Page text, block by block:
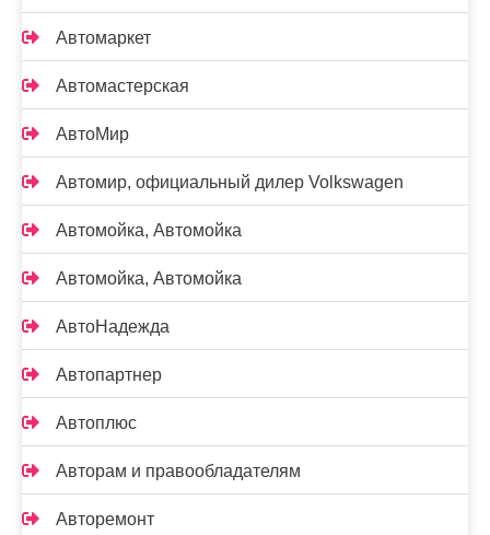
Автомаркет
Автомастерская
АвтоМир
Автомир, официальный дилер Volkswagen
Автомойка, Автомойка
Автомойка, Автомойка
АвтоНадежда
Автопартнер
Автоплюс
Авторам и правообладателям
Авторемонт